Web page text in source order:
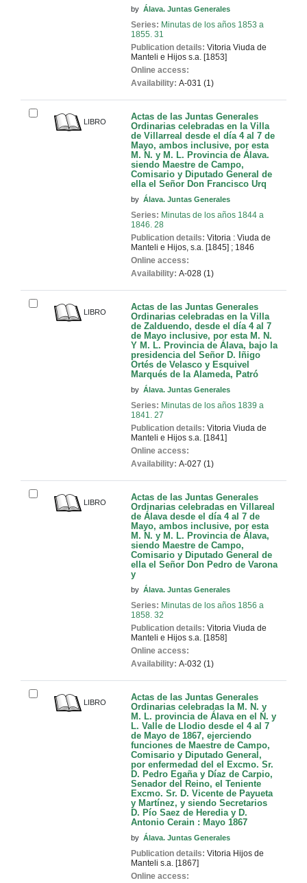
by Álava. Juntas Generales
Series: Minutas de los años 1853 a
1855. 31
Publication details: Vitoria Viuda de
Manteli e Hijos s.a. [1853]
Online access:
Availability: A-031 (1)
LIBRO
Actas de las Juntas Generales
Ordinarias celebradas en la Villa
de Villarreal desde el día 4 al 7 de
Mayo, ambos inclusive, por esta
M. N. y M. L. Provincia de Álava.
siendo Maestre de Campo,
Comisario y Diputado General de
ella el Señor Don Francisco Urq
by Álava. Juntas Generales
Series: Minutas de los años 1844 a
1846. 28
Publication details: Vitoria : Viuda de
Manteli e Hijos, s.a. [1845] ; 1846
Online access:
Availability: A-028 (1)
LIBRO
Actas de las Juntas Generales
Ordinarias celebradas en la Villa
de Zalduendo, desde el día 4 al 7
de Mayo inclusive, por esta M. N.
Y M. L. Provincia de Álava, bajo la
presidencia del Señor D. Iñigo
Ortés de Velasco y Esquivel
Marqués de la Alameda, Patró
by Álava. Juntas Generales
Series: Minutas de los años 1839 a
1841. 27
Publication details: Vitoria Viuda de
Manteli e Hijos s.a. [1841]
Online access:
Availability: A-027 (1)
LIBRO
Actas de las Juntas Generales
Ordinarias celebradas en Villareal
de Álava desde el día 4 al 7 de
Mayo, ambos inclusive, por esta
M. N. y M. L. Provincia de Álava,
siendo Maestre de Campo,
Comisario y Diputado General de
ella el Señor Don Pedro de Varona
y
by Álava. Juntas Generales
Series: Minutas de los años 1856 a
1858. 32
Publication details: Vitoria Viuda de
Manteli e Hijos s.a. [1858]
Online access:
Availability: A-032 (1)
LIBRO
Actas de las Juntas Generales
Ordinarias celebradas la M. N. y
M. L. provincia de Álava en el N. y
L. Valle de Llodio desde el 4 al 7
de Mayo de 1867, ejerciendo
funciones de Maestre de Campo,
Comisario y Diputado General,
por enfermedad del el Excmo. Sr.
D. Pedro Egaña y Díaz de Carpio,
Senador del Reino, el Teniente
Excmo. Sr. D. Vicente de Payueta
y Martínez, y siendo Secretarios
D. Pío Saez de Heredia y D.
Antonio Cerain : Mayo 1867
by Álava. Juntas Generales
Publication details: Vitoria Hijos de
Manteli s.a. [1867]
Online access: